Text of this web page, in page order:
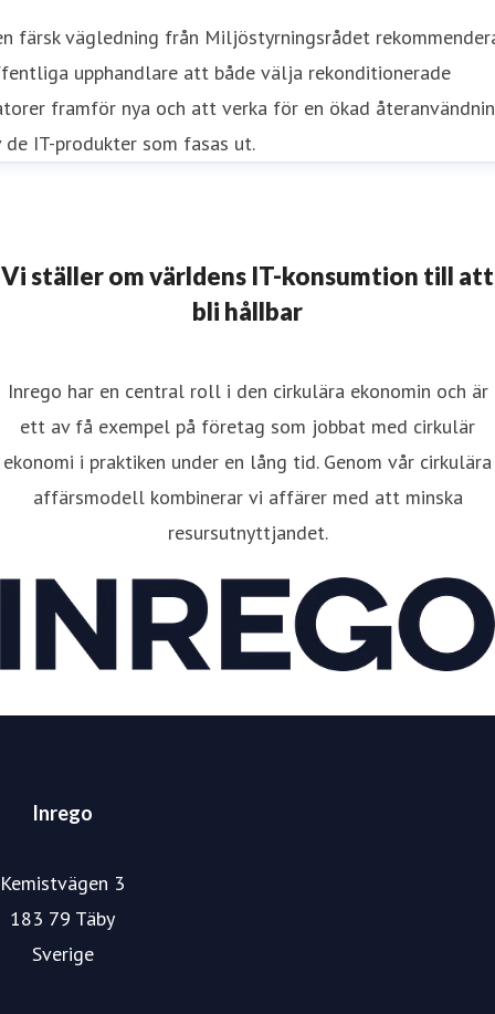
färsk vägledning från Miljöstyrningsrådet
upphandlare att både välja rekonditionerade
framför nya och att verka för en ökad
de IT-produkter som fasas ut.
Vi ställer om världens IT-konsumtion till att
bli hållbar
Inrego har en central roll i den cirkulära ekonomin och är
ett av få exempel på företag som jobbat med cirkulär
ekonomi i praktiken under en lång tid. Genom vår cirkulära
affärsmodell kombinerar vi affärer med att minska
resursutnyttjandet.
Inrego
Kemistvägen 3
183 79 Täby
Sverige